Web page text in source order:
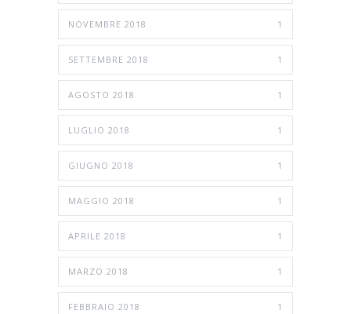
NOVEMBRE 2018 1
SETTEMBRE 2018 1
AGOSTO 2018 1
LUGLIO 2018 1
GIUGNO 2018 1
MAGGIO 2018 1
APRILE 2018 1
MARZO 2018 1
FEBBRAIO 2018 1